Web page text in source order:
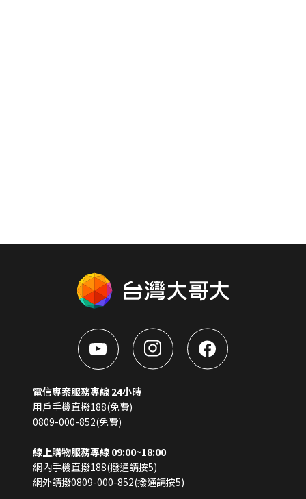
電信專案服務專線 24小時
用戶手機直撥188(免費)
0809-000-852(免費)
線上購物服務專線 09:00~18:00
網內手機直撥188(撥通請按5)
網外請撥0809-000-852(撥通請按5)